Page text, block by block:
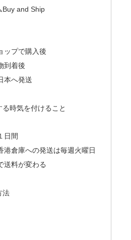
Buy and Ship
ップで購入後
到着後
本へ発送
時気を付けること
日間
港倉庫への発送は毎週火曜日
送料が変わる
法